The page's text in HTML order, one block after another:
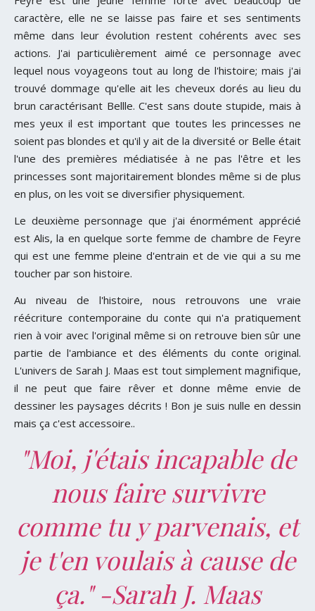
caractère, elle ne se laisse pas faire et ses sentiments
même dans leur évolution restent cohérents avec ses
actions. J'ai particulièrement aimé ce personnage avec
lequel nous voyageons tout au long de l'histoire; mais j'ai
trouvé dommage qu'elle ait les cheveux dorés au lieu du
brun caractérisant Bellle. C'est sans doute stupide, mais à
mes yeux il est important que toutes les princesses ne
soient pas blondes et qu'il y ait de la diversité or Belle était
l'une des premières médiatisée à ne pas l'être et les
princesses sont majoritairement blondes même si de plus
en plus, on les voit se diversifier physiquement.
Le deuxième personnage que j'ai énormément apprécié
est Alis, la en quelque sorte femme de chambre de Feyre
qui est une femme pleine d'entrain et de vie qui a su me
toucher par son histoire.
Au niveau de l'histoire, nous retrouvons une vraie
réécriture contemporaine du conte qui n'a pratiquement
rien à voir avec l'original même si on retrouve bien sûr une
partie de l'ambiance et des éléments du conte original.
L'univers de Sarah J. Maas est tout simplement magnifique,
il ne peut que faire rêver et donne même envie de
dessiner les paysages décrits ! Bon je suis nulle en dessin
mais ça c'est accessoire..
"Moi, j'étais incapable de
nous faire survivre
comme tu y parvenais, et
je t'en voulais à cause de
ça." -Sarah J. Maas